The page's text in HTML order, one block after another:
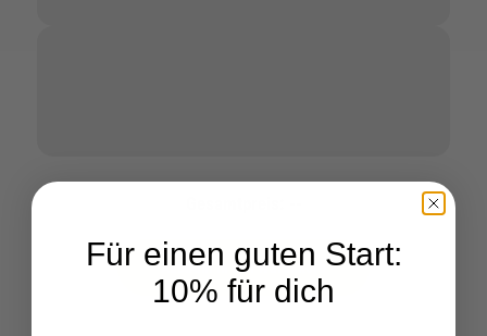
Auswahl in den Warenkorb
Für einen guten Start:
10% für dich